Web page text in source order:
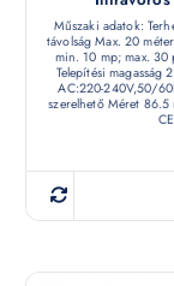
Műszaki adatok:
távolság Max. 20
min. 10 mp; max.
Telepítési magasság
AC:220-240V,50/
szerelhető Méret 86.5